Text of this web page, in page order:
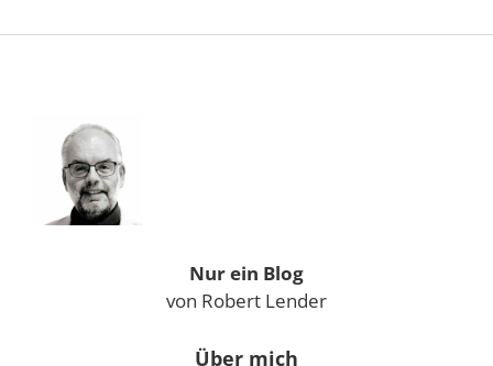
Sidebar
Nur ein Blog
von Robert Lender
Über mich